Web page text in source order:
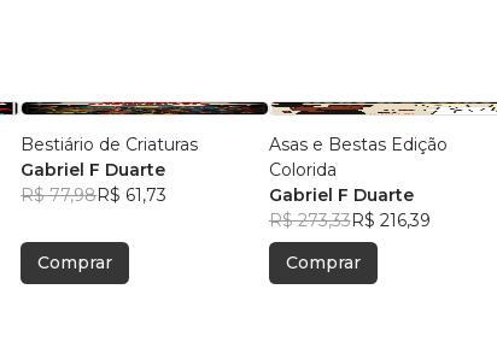
Bestiário de Criaturas
Gabriel F Duarte
R$ 77,98R$ 61,73
Comprar
Asas e Bestas Edição
Colorida
Gabriel F Duarte
R$ 273,33R$ 216,39
Comprar